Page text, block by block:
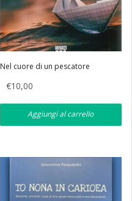
Nel cuore di un pescatore
€10,00
Aggiungi al carrello